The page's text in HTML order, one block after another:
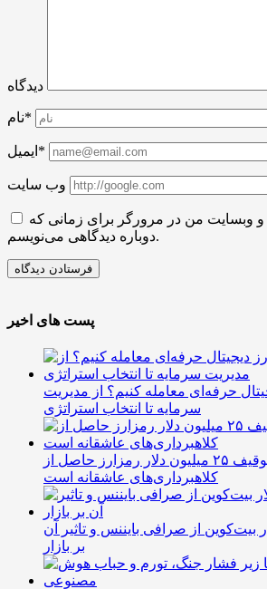
دیدگاه
نام*
ایمیل*
وب سایت
و وبسایت من در مرورگر برای زمانی که
دوباره دیدگاهی می‌نویسم.
پست های اخیر
حرفه‌ای معامله کنیم؟ از مدیریت
سرمایه تا انتخاب استراتژی
آمریکا در پی توقیف ۲۵ میلیون دلار رمزارز حاصل از
کلاهبرداری‌های عاشقانه است
دلار بیت‌کوین از صرافی بایننس و تاثیر آن
بر بازار